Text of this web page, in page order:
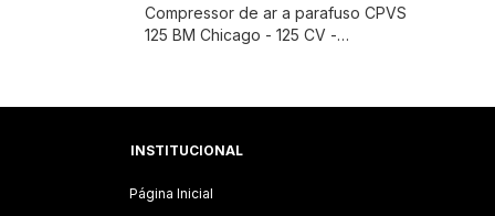
Compressor de ar a parafuso CPVS
125 BM Chicago - 125 CV -
INSTITUCIONAL
Página Inicial